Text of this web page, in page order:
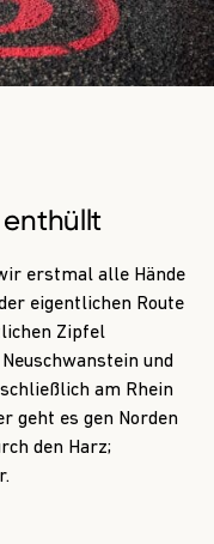
enthüllt
erstmal alle Hände
eigentlichen Route
Zipfel
und
am Rhein
geht es gen Norden
den Harz;